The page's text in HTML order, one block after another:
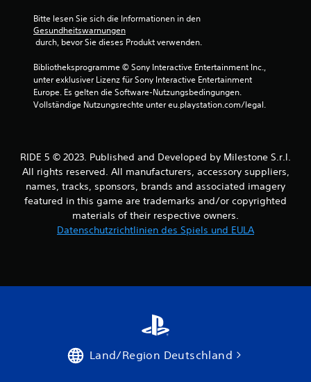
Bitte lesen Sie sich die Informationen in den
Gesundheitswarnungen
durch, bevor Sie dieses Produkt verwenden.
Bibliotheksprogramme © Sony Interactive Entertainment Inc.,
unter exklusiver Lizenz für Sony Interactive Entertainment
Europe. Es gelten die Software-Nutzungsbedingungen.
Vollständige Nutzungsrechte unter eu.playstation.com/legal.
RIDE 5 © 2023. Published and Developed by Milestone S.r.l.
All rights reserved. All manufacturers, accessory suppliers,
names, tracks, sponsors, brands and associated imagery
featured in this game are trademarks and/or copyrighted
materials of their respective owners.
Datenschutzrichtlinien des Spiels und EULA
Land/Region Deutschland